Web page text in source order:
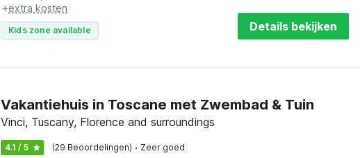
+extra kosten
Kids zone available Details bekijken
Vakantiehuis in Toscane met Zwembad & Tuin
Vinci, Tuscany, Florence and surroundings
4.1 / 5 (29 Beoordelingen) · Zeer goed